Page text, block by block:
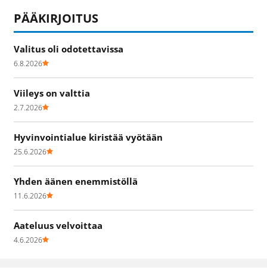
PÄÄKIRJOITUS
Valitus oli odotettavissa
6.8.2026
Viileys on valttia
2.7.2026
Hyvinvointialue kiristää vyötään
25.6.2026
Yhden äänen enemmistöllä
11.6.2026
Aateluus velvoittaa
4.6.2026